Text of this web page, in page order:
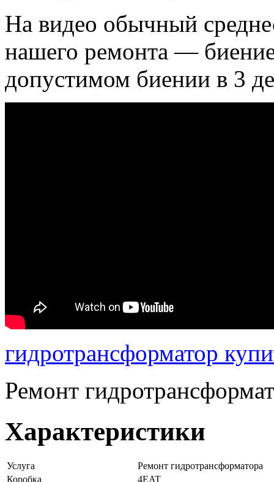
На видео обычный
нашего ремонта —
допустимом биении в 3
гидротрансформатор
Ремонт
Характеристики
Услуга
Ремонт гидротрансформатора
Коробка
4EAT